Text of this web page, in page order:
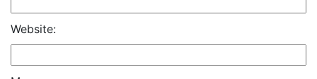
Website: